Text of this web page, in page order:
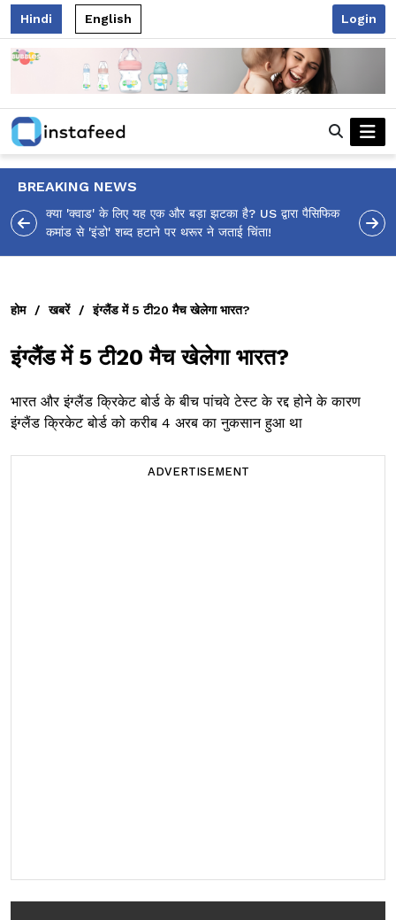
Hindi English Login
BREAKING NEWS
आलिया भट्ट का मज़ेदार 'शर्वरी कहाँ है?' पोस्ट, 'अल्फा' टीज़र पर
उठे सवालों का मज़ाकिया जवाब!
होम / खबरें / इंग्लैंड में 5 टी20 मैच खेलेगा भारत?
इंग्लैंड में 5 टी20 मैच खेलेगा भारत?
भारत और इंग्लैंड क्रिकेट बोर्ड के बीच पांचवे टेस्ट के रद्द होने के कारण
इंग्लैंड क्रिकेट बोर्ड को करीब 4 अरब का नुकसान हुआ था
ADVERTISEMENT